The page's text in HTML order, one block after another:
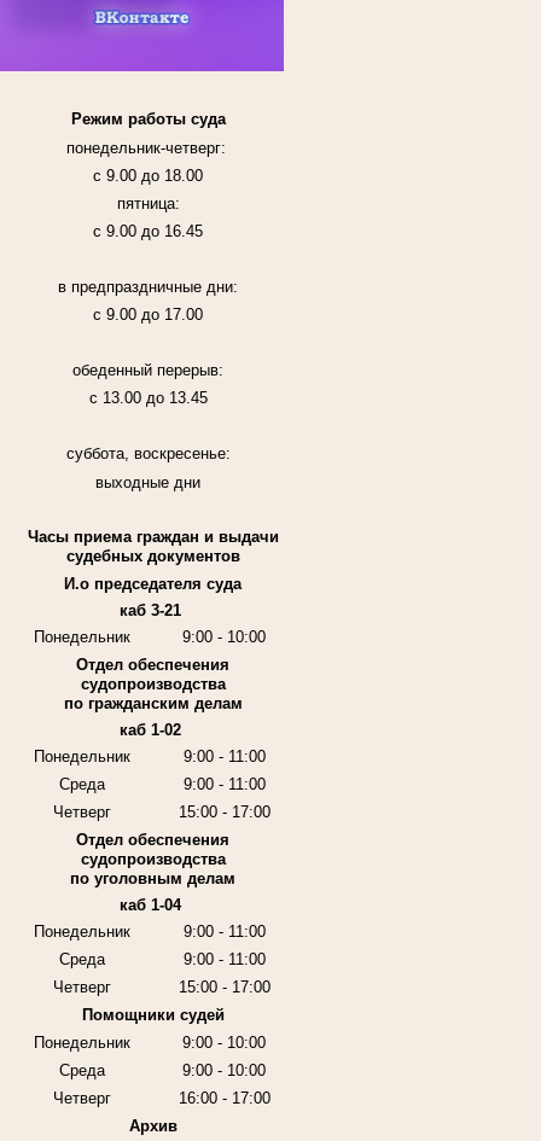
Режим работы суда
понедельник-четверг:
с 9.00 до 18.00
пятница:
с 9.00 до 16.45
в предпраздничные дни:
с 9.00 до 17.00
обеденный перерыв:
с 13.00 до 13.45
суббота, воскресенье:
выходные дни
Часы приема граждан и выдачи
судебных документов
И.о председателя суда
каб 3-21
Понедельник
9:00 - 10:00
Отдел обеспечения
судопроизводства
по гражданским делам
каб 1-02
Понедельник
9:00 - 11:00
Среда
9:00 - 11:00
Четверг
15:00 - 17:00
Отдел обеспечения
судопроизводства
по уголовным делам
каб 1-04
Понедельник
9:00 - 11:00
Среда
9:00 - 11:00
Четверг
15:00 - 17:00
Помощники судей
Понедельник
9:00 - 10:00
Среда
9:00 - 10:00
Четверг
16:00 - 17:00
Архив